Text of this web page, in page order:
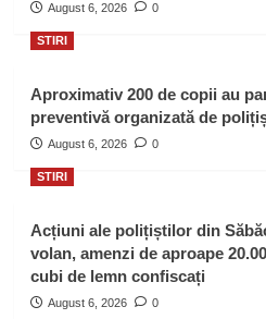
August 6, 2026 0
STIRI
Aproximativ 200 de copii au
preventivă organizată de
August 6, 2026 0
STIRI
Acțiuni ale polițiștilor din
volan, amenzi de aproape
cubi de lemn confiscați
August 6, 2026 0